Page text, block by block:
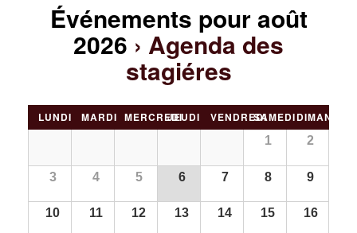
Événements pour août
2026 › Agenda des
stagiéres
Navigation
par
mensuel
LUNDI MARDI MERCREDIJEUDI VENDREDISAMEDIDIMANCHE
1 2
3 4 5 6 7 8 9
10 11 12 13 14 15 16